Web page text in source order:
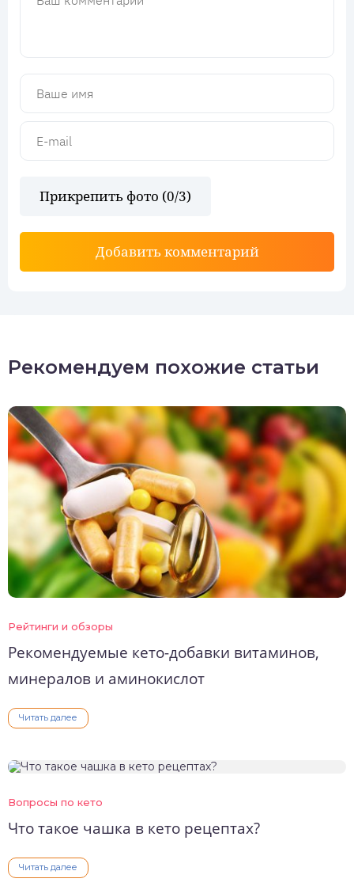
Прикрепить фото (0/3)
Добавить комментарий
Рекомендуем похожие статьи
Рейтинги и обзоры
Рекомендуемые кето-добавки витаминов,
минералов и аминокислот
Читать далее
Вопросы по кето
Что такое чашка в кето рецептах?
Читать далее